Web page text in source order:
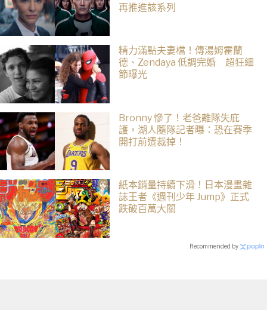
再推進該系列
精力滿點夫妻檔！傳湯姆霍蘭
德、Zendaya 低調完婚 超狂細
節曝光
Bronny 慘了！老爸離隊失庇
護，湖人隨隊記者曝：恐在賽季
開打前遭裁掉！
紙本銷量持續下滑！日本漫畫雜
誌王者《週刊少年 Jump》正式
跌破百萬大關
Recommended by